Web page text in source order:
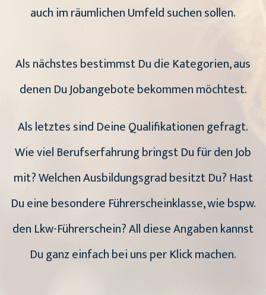
auch im räumlichen Umfeld suchen sollen.
Als nächstes bestimmst Du die Kategorien, aus
denen Du Jobangebote bekommen möchtest.
Als letztes sind Deine Qualifikationen gefragt.
Wie viel Berufserfahrung bringst Du für den Job
mit? Welchen Ausbildungsgrad besitzt Du? Hast
Du eine besondere Führerscheinklasse, wie bspw.
den Lkw-Führerschein? All diese Angaben kannst
Du ganz einfach bei uns per Klick machen.